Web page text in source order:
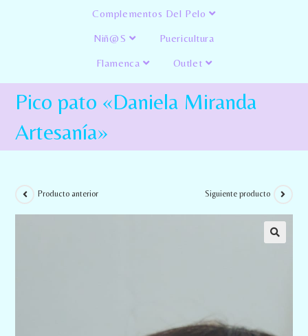
Complementos Del Pelo
Niñ@s Puericultura
Flamenca Outlet
Pico pato «Daniela Miranda
Artesanía»
Producto anterior Siguiente producto